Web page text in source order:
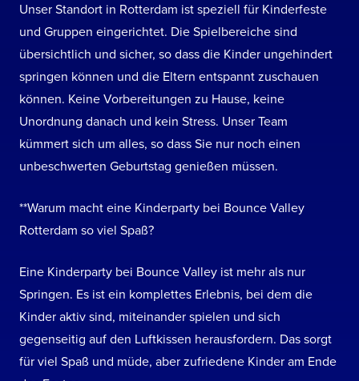
Unser Standort in Rotterdam ist speziell für Kinderfeste
und Gruppen eingerichtet. Die Spielbereiche sind
übersichtlich und sicher, so dass die Kinder ungehindert
springen können und die Eltern entspannt zuschauen
können. Keine Vorbereitungen zu Hause, keine
Unordnung danach und kein Stress. Unser Team
kümmert sich um alles, so dass Sie nur noch einen
unbeschwerten Geburtstag genießen müssen.
**Warum macht eine Kinderparty bei Bounce Valley
Rotterdam so viel Spaß?
Eine Kinderparty bei Bounce Valley ist mehr als nur
Springen. Es ist ein komplettes Erlebnis, bei dem die
Kinder aktiv sind, miteinander spielen und sich
gegenseitig auf den Luftkissen herausfordern. Das sorgt
für viel Spaß und müde, aber zufriedene Kinder am Ende